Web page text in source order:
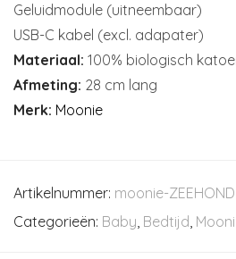
Geluidmodule (uitneembaar)
USB-C kabel (excl. adapater)
Materiaal: 100% biologisch
Afmeting: 28 cm lang
Merk: Moonie
Artikelnummer: moonie-
Categorieën: Baby, Bedtijd,